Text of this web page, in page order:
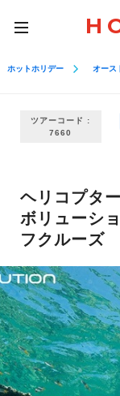
toggle
navigation
ホットホリデー オース
ツアーコード :
7660
ヘリコプタ
ボリューシ
フクルーズ